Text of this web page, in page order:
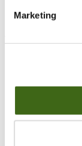
Marketing
Vigtigt